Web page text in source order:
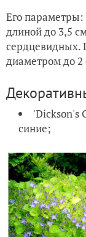
Его параметры:
длиной до 3,5
сердцевидных.
диаметром до 2
'Dickson's
синие;